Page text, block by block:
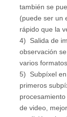
también se
(puede ser un
rápido que la
4) Salida de
observación
varios
5) Subpíxel
primeros
de video,